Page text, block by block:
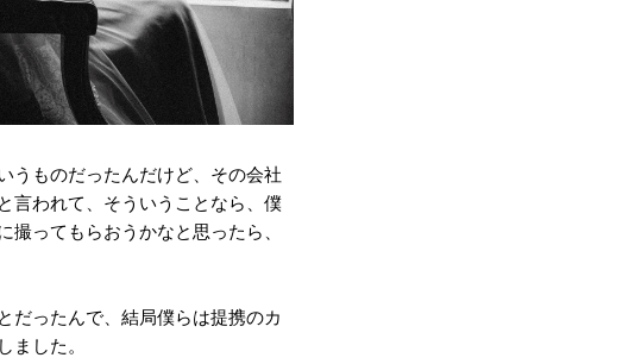
うものだったんだけど、その会社
言われて、そういうことなら、僕
ってもらおうかなと思ったら、
だったんで、結局僕らは提携のカ
ました。